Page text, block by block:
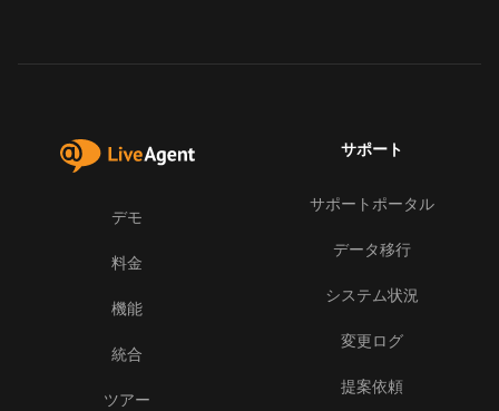
デモ
料金
機能
統合
ツアー
サポート
サポートポータル
データ移行
システム状況
変更ログ
提案依頼